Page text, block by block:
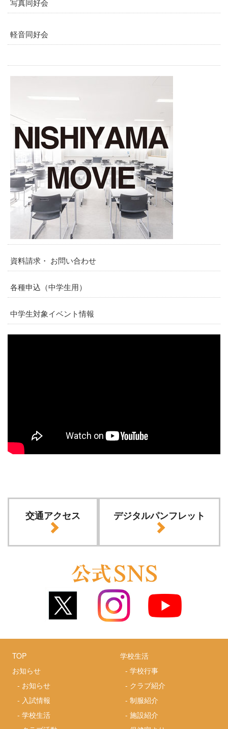
写真同好会
軽音同好会
資料請求・ お問い合わせ
各種申込（中学生用）
中学生対象イベント情報
交通アクセス デジタルパンフレット
TOP
お知らせ
- お知らせ
- 入試情報
-学校生活
学校生活
-学校行事
- クラブ紹介
-制服紹介
-施設紹介